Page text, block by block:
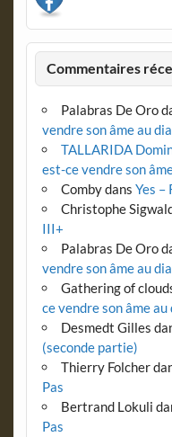
Commentaires
Palabras De Oro
vendre son âme au
TALLARIDA
est-ce vendre son
Combydans Yes –
Christophe
III+
Palabras De Oro
vendre son âme au
Gathering of
ce vendre son âme au
Desmedt Gilles
(seconde partie)
Thierry Folcher
Pas
Bertrand Lokuli
Pas